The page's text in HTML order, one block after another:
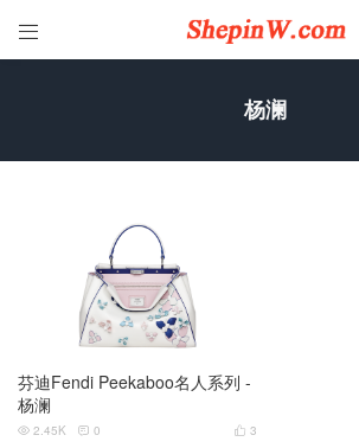

杨澜
芬迪Fendi Peekaboo名人系列 -
杨澜
 3
 2.45K  0